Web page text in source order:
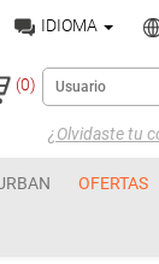
IDIOMA
(0)
¿Olvidaste tu
OFERTAS